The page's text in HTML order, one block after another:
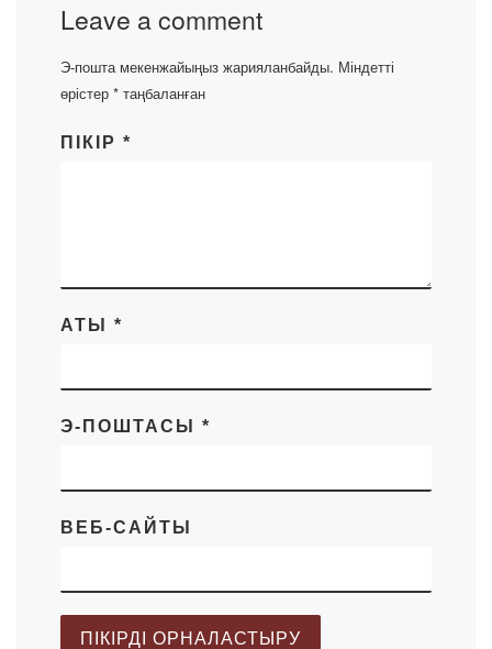
Leave a comment
Э-пошта мекенжайыңыз жарияланбайды. Міндетті
өрістер * таңбаланған
ПІКІР *
АТЫ *
Э-ПОШТАСЫ *
ВЕБ-САЙТЫ